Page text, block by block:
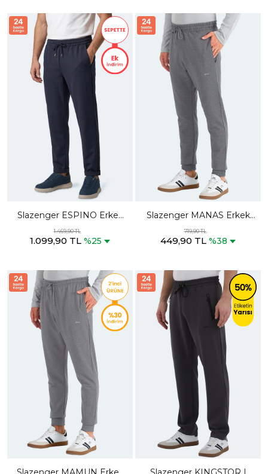
Slazenger ESPINO Erkek
Cepli Lacivert Eşofman Altı
1.469,90 TL
1.099,90 TL %25
Slazenger MANAS Erkek
Koyu Gri Eşofman Altı
719,90 TL
449,90 TL %38